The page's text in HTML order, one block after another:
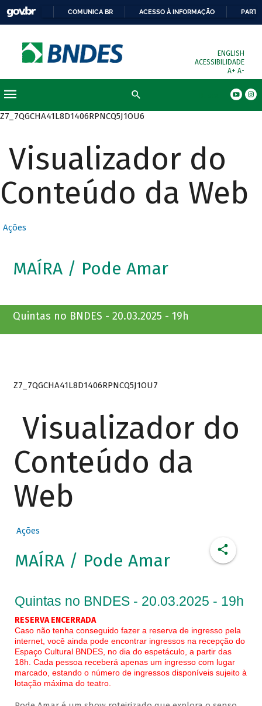
COMUNICA BR ACESSO À INFORMAÇÃO
ENGLISH
ACESSIBILIDADE
A+ A-
Z7_7QGCHA41L8D1406RPNCQ5J1OU6
Visualizador do
Conteúdo da Web
Ações
MAÍRA / Pode Amar
Quintas no BNDES - 20.03.2025 - 19h
Z7_7QGCHA41L8D1406RPNCQ5J1OU7
Visualizador do
Conteúdo da
Web
Ações
MAÍRA / Pode Amar
Quintas no BNDES - 20.03.2025 - 19h
RESERVA ENCERRADA
Caso não tenha conseguido fazer a reserva de ingresso pela
internet, você ainda pode encontrar ingressos na recepção do
Espaço Cultural BNDES, no dia do espetáculo, a partir das
18h. Cada pessoa receberá apenas um ingresso com lugar
marcado, estando o número de ingressos disponíveis sujeito à
lotação máxima do teatro.